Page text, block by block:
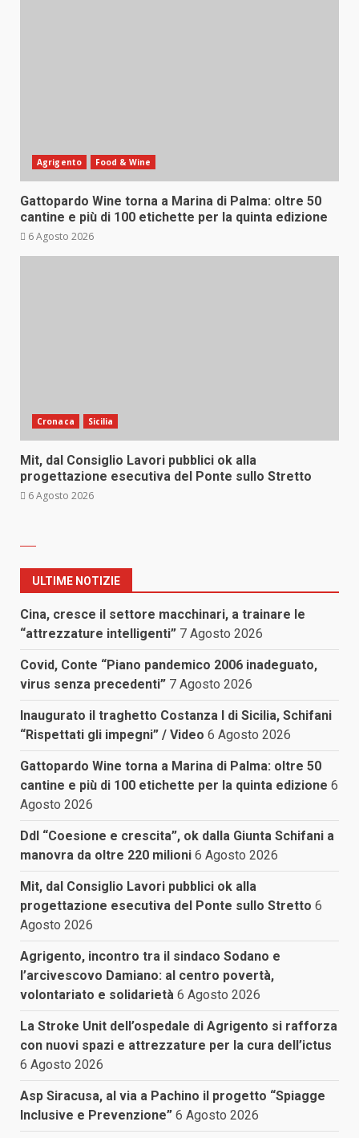
Agrigento Food & Wine
Gattopardo Wine torna a Marina di Palma: oltre 50
cantine e più di 100 etichette per la quinta edizione
6 Agosto 2026
Cronaca Sicilia
Mit, dal Consiglio Lavori pubblici ok alla
progettazione esecutiva del Ponte sullo Stretto
6 Agosto 2026
ULTIME NOTIZIE
Cina, cresce il settore macchinari, a trainare le
“attrezzature intelligenti” 7 Agosto 2026
Covid, Conte “Piano pandemico 2006 inadeguato,
virus senza precedenti” 7 Agosto 2026
Inaugurato il traghetto Costanza I di Sicilia, Schifani
“Rispettati gli impegni” / Video 6 Agosto 2026
Gattopardo Wine torna a Marina di Palma: oltre 50
cantine e più di 100 etichette per la quinta edizione 6
Agosto 2026
Ddl “Coesione e crescita”, ok dalla Giunta Schifani a
manovra da oltre 220 milioni 6 Agosto 2026
Mit, dal Consiglio Lavori pubblici ok alla
progettazione esecutiva del Ponte sullo Stretto 6
Agosto 2026
Agrigento, incontro tra il sindaco Sodano e
l’arcivescovo Damiano: al centro povertà,
volontariato e solidarietà 6 Agosto 2026
La Stroke Unit dell’ospedale di Agrigento si rafforza
con nuovi spazi e attrezzature per la cura dell’ictus
6 Agosto 2026
Asp Siracusa, al via a Pachino il progetto “Spiagge
Inclusive e Prevenzione” 6 Agosto 2026